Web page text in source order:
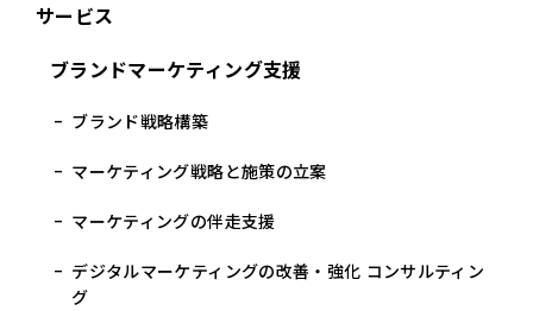
サービス
ブランドマーケティング支援
ブランド戦略構築
マーケティング戦略と施策の立案
マーケティングの伴走支援
デジタルマーケティングの改善・強化 コンサルティン
グ